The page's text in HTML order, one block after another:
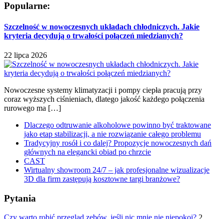
Popularne:
Szczelność w nowoczesnych układach chłodniczych. Jakie
kryteria decydują o trwałości połączeń miedzianych?
22 lipca 2026
Nowoczesne systemy klimatyzacji i pompy ciepła pracują przy
coraz wyższych ciśnieniach, dlatego jakość każdego połączenia
rurowego ma […]
Dlaczego odtruwanie alkoholowe powinno być traktowane
jako etap stabilizacji, a nie rozwiązanie całego problemu
Tradycyjny rosół i co dalej? Propozycje nowoczesnych dań
głównych na elegancki obiad po chrzcie
CAST
Wirtualny showroom 24/7 – jak profesjonalne wizualizacje
3D dla firm zastępują kosztowne targi branżowe?
Pytania